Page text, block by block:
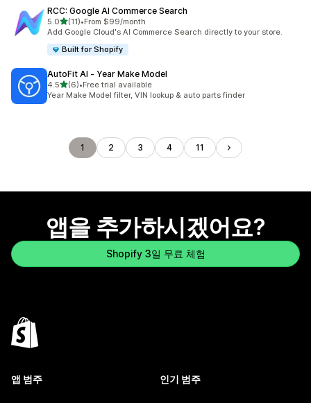
RCC: Google AI Commerce Search
5.0별 5개 중
(11)
총 리뷰 11개
•From $99/month
Add Google Cloud's AI Commerce Search directly to your store.
Built for Shopify
AutoFit AI ‑ Year Make Model
4.5별 5개 중
(6)
총 리뷰 6개
•Free trial available
Year Make Model filter, VIN lookup & auto parts finder
1 2 3 4 11
앱을 추가하시겠어요?
Shopify 3일 무료 체험
앱 범주 인기 범주